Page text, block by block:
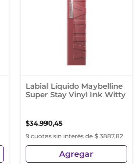
Labial Líquido Maybelline
Super Stay Vinyl Ink Witty
$34.990,45
9 cuotas sin interés de $ 3887,82
Agregar